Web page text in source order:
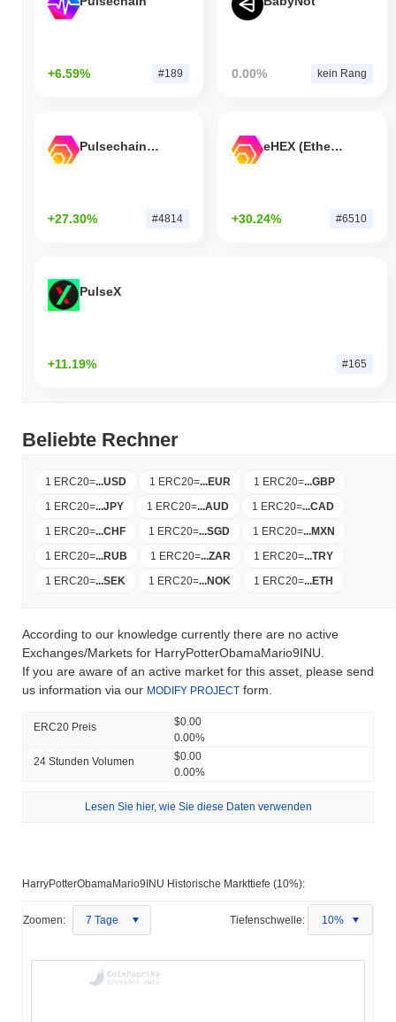
+6.59% #189 0.00% kein Rang
Pulsechain Bridged HEX (Pulsechain)
+27.30% #4814
eHEX (Ethereum)
+30.24% #6510
PulseX
+11.19% #165
Beliebte Rechner
1 ERC20=...USD 1 ERC20=...EUR 1 ERC20=...GBP
1 ERC20=...JPY 1 ERC20=...AUD 1 ERC20=...CAD
1 ERC20=...CHF 1 ERC20=...SGD 1 ERC20=...MXN
1 ERC20=...RUB 1 ERC20=...ZAR 1 ERC20=...TRY
1 ERC20=...SEK 1 ERC20=...NOK 1 ERC20=...ETH
According to our knowledge currently there are no active
Exchanges/Markets for HarryPotterObamaMario9INU.
If you are aware of an active market for this asset, please send
us information via our MODIFY PROJECT form.
ERC20 Preis
$0.00
0.00%
24 Stunden Volumen
$0.00
0.00%
Lesen Sie hier, wie Sie diese Daten verwenden
HarryPotterObamaMario9INU Historische Markttiefe (10%):
Zoomen: 7 Tage Tiefenschwelle: 10%